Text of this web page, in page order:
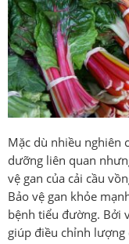
Mặc dù nhiều nghiên
dưỡng liên quan
vệ gan của cải cầu
Bảo vệ gan khỏe
bệnh tiểu đường. Bởi
giúp điều chỉnh